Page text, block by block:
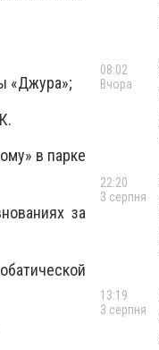
«Джура»;
в парке
за
08:02
Вчора
22:20
3 серпня
13:19
3 серпня